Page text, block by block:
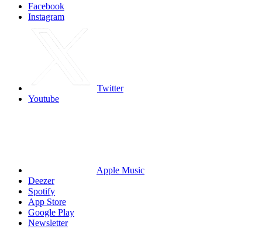
Facebook
Instagram
Twitter
Youtube
Apple Music
Deezer
Spotify
App Store
Google Play
Newsletter